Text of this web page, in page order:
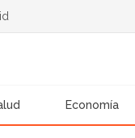
Economía